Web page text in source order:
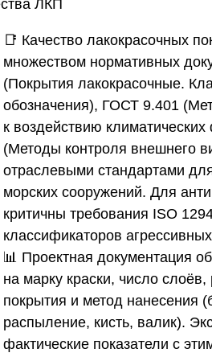
ЛКП
📑 Качество лакокрасочных
множеством нормативных
(Покрытия лакокрасочные.
обозначения), ГОСТ 9.401
к воздействию
(Методы контроля внешнего
отраслевыми стандартами
морских сооружений. Для
критичны требования ISO
классификаторов
📊 Проектная документация
на марку краски, число
покрытия и метод нанесения
распыление, кисть, валик).
фактические показатели с